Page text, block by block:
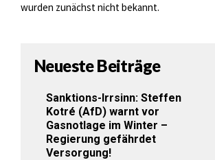
wurden zunächst nicht bekannt.
Neueste Beiträge
Sanktions-Irrsinn: Steffen
Kotré (AfD) warnt vor
Gasnotlage im Winter –
Regierung gefährdet
Versorgung!